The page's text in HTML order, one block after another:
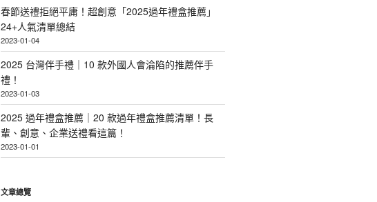
春節送禮拒絕平庸！超創意「2025過年禮盒推薦」
24+人氣清單總結
2023-01-04
2025 台灣伴手禮｜10 款外國人會淪陷的推薦伴手
禮！
2023-01-03
2025 過年禮盒推薦｜20 款過年禮盒推薦清單！長
輩、創意、企業送禮看這篇！
2023-01-01
文章總覽